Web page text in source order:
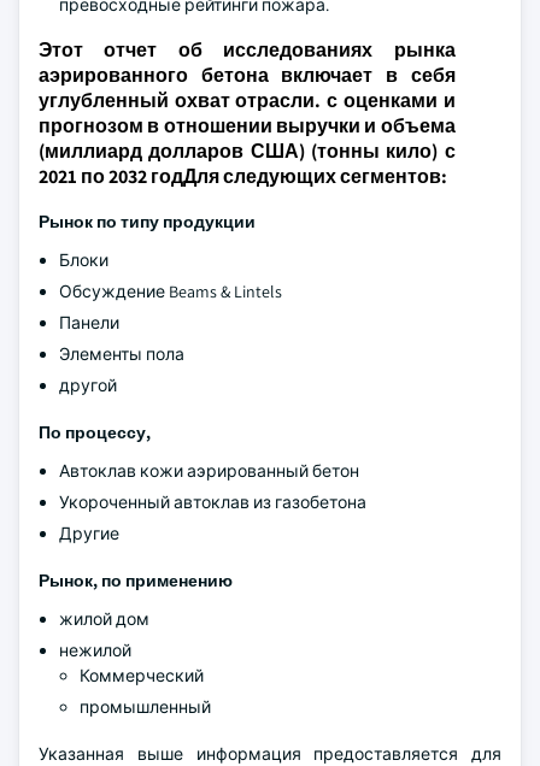
превосходные рейтинги пожара.
Этот отчет об исследованиях рынка
аэрированного бетона включает в себя
углубленный охват отрасли. с оценками и
прогнозом в отношении выручки и объема
(миллиард долларов США) (тонны кило) с
2021 по 2032 годДля следующих сегментов:
Рынок по типу продукции
Блоки
Обсуждение Beams & Lintels
Панели
Элементы пола
другой
По процессу,
Автоклав кожи аэрированный бетон
Укороченный автоклав из газобетона
Другие
Рынок, по применению
жилой дом
нежилой
Коммерческий
промышленный
Указанная выше информация предоставляется для